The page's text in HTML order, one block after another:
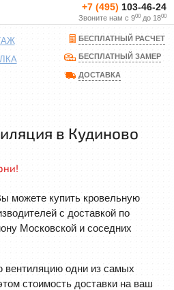
+7 (495) 103-46-24
Звоните нам с 900до 1800
БЕСПЛАТНЫЙ РАСЧЕТ
БЕСПЛАТНЫЙ ЗАМЕР
ДОСТАВКА
в Кудиново
можете купить кровельную
с доставкой по
Московской и соседних
одни из самых
стоимость доставки на ваш